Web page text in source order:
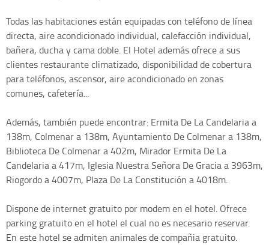
Todas las habitaciones están equipadas con teléfono de línea
directa, aire acondicionado individual, calefacción individual,
bañera, ducha y cama doble. El Hotel además ofrece a sus
clientes restaurante climatizado, disponibilidad de cobertura
para teléfonos, ascensor, aire acondicionado en zonas
comunes, cafetería...
Además, también puede encontrar: Ermita De La Candelaria a
138m, Colmenar a 138m, Ayuntamiento De Colmenar a 138m,
Biblioteca De Colmenar a 402m, Mirador Ermita De La
Candelaria a 417m, Iglesia Nuestra Señora De Gracia a 3963m,
Riogordo a 4007m, Plaza De La Constitución a 4018m.
Dispone de internet gratuito por modem en el hotel. Ofrece
parking gratuito en el hotel el cual no es necesario reservar.
En este hotel se admiten animales de compañia gratuito.